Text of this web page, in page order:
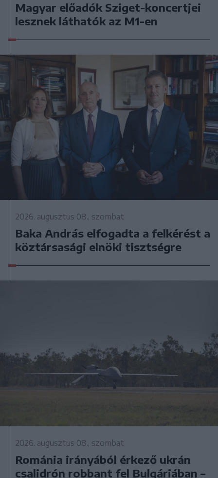
Magyar előadók Sziget-koncertjei
lesznek láthatók az M1-en
2026. augusztus 08., szombat
Baka András elfogadta a felkérést a
köztársasági elnöki tisztségre
2026. augusztus 08., szombat
Románia irányából érkező ukrán
csalidrón robbant fel Bulgáriában –